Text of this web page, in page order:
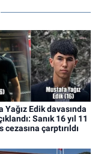
Yağız Edik davasında
Sanık 16 yıl 11
cezasına çarptırıldı